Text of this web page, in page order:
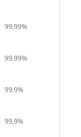
99,99%
99,99%
99,9%
99,9%